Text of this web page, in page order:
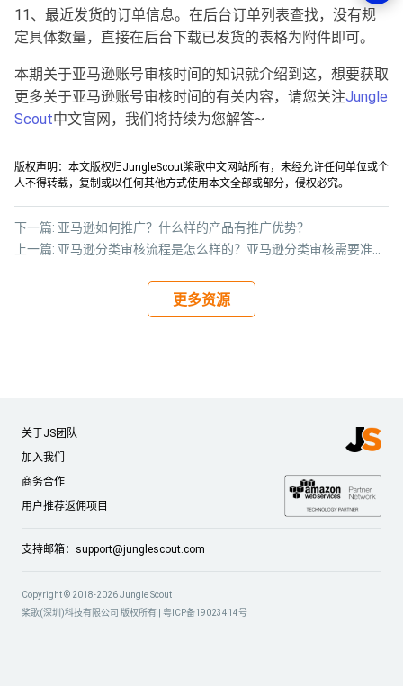
11、最近发货的订单信息。在后台订单列表查找，没有规
定具体数量，直接在后台下载已发货的表格为附件即可。
本期关于亚马逊账号审核时间的知识就介绍到这，想要获取
更多关于亚马逊账号审核时间的有关内容，请您关注Jungle
Scout中文官网，我们将持续为您解答~
版权声明：本文版权归JungleScout桨歌中文网站所有，未经允许任何单位或个
人不得转载，复制或以任何其他方式使用本文全部或部分，侵权必究。
上一篇: 亚马逊分类审核流程是怎么样的？亚马逊分类审核需要准备哪些材料
下一篇: 亚马逊如何推广？什么样的产品有推广优势？
更多资源
关于JS团队
加入我们
商务合作
用户推荐返佣项目
支持邮箱： support@junglescout.com
Copyright © 2018-2026 Jungle Scout
桨歌(深圳)科技有限公司 版权所有 | 粤ICP备19023414号